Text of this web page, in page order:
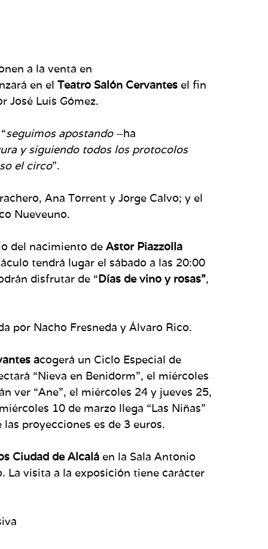
a la venta en
en el Teatro Salón Cervantes el fin
José Luis Gómez.
seguimos apostando–ha
y siguiendo todos los protocolos
el circo”.
Ana Torrent y Jorge Calvo; y el
Nueveuno.
del nacimiento de Astor Piazzolla
tendrá lugar el sábado a las 20:00
disfrutar de “Días de vino y rosas”,
por Nacho Fresneda y Álvaro Rico.
acogerá un Ciclo Especial de
“Nieva en Benidorm”, el miércoles
ver “Ane”, el miércoles 24 y jueves 25,
10 de marzo llega “Las Niñas”
proyecciones es de 3 euros.
Ciudad de Alcalá en la Sala Antonio
La visita a la exposición tiene carácter